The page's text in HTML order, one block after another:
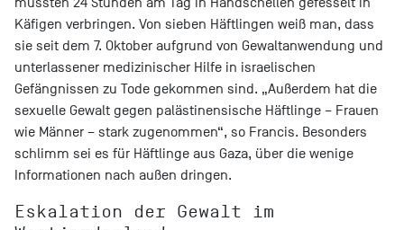
Käfigen verbringen. Von sieben Häftlingen weiß man, dass
sie seit dem 7. Oktober aufgrund von Gewaltanwendung und
unterlassener medizinischer Hilfe in israelischen
Gefängnissen zu Tode gekommen sind. „Außerdem hat die
sexuelle Gewalt gegen palästinensische Häftlinge – Frauen
wie Männer – stark zugenommen“, so Francis. Besonders
schlimm sei es für Häftlinge aus Gaza, über die wenige
Informationen nach außen dringen.
Eskalation der Gewalt im